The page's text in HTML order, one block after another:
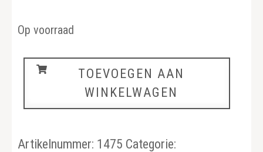
Op voorraad
91/7
TOEVOEGEN AAN
WINKELWAGEN
Artikelnummer: 1475 Categorie: